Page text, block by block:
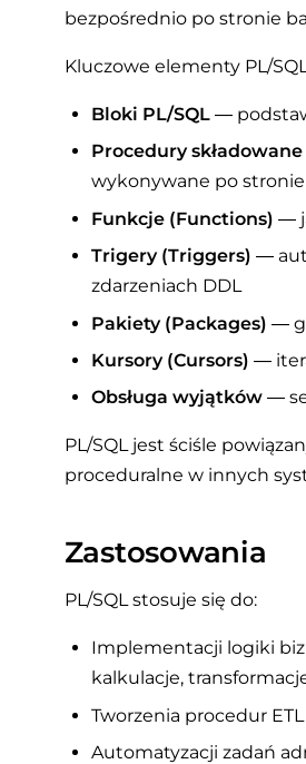
bezpośrednio po stronie
Kluczowe elementy PL/
Bloki PL/SQL—
Procedury
wykonywane po stronie
Funkcje (Functions) —
Trigery (Triggers) —
zdarzeniach DDL
Pakiety (Packages) —
Kursory (Cursors) —
Obsługa wyjątków—
PL/SQL jest ściśle
proceduralne w innych
Zastosowania
PL/SQL stosuje się do:
Implementacji logiki
kalkulacje,
Tworzenia procedur
Automatyzacji zadań